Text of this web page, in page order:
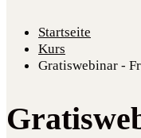
Startseite
Kurs
Gratiswebinar -